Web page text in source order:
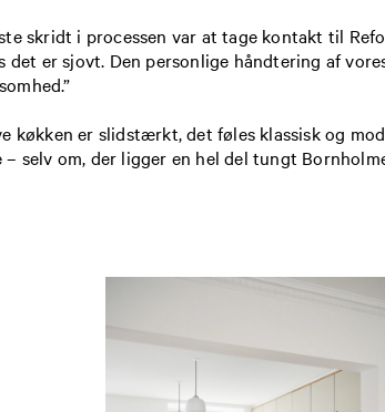
skridt i processen var at tage kontakt til
det er sjovt. Den personlige håndtering af
køkken er slidstærkt, det føles klassisk og
– selv om, der ligger en hel del tungt